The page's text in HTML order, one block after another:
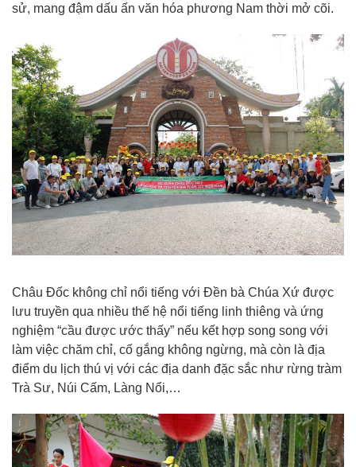
sử, mang đậm dấu ấn văn hóa phương Nam thời mở cõi.
Châu Đốc không chỉ nổi tiếng với Đền bà Chúa Xứ được
lưu truyền qua nhiều thế hệ nổi tiếng linh thiêng và ứng
nghiệm “cầu được ước thấy” nếu kết hợp song song với
làm việc chăm chỉ, cố gắng không ngừng, mà còn là địa
điểm du lịch thú vị với các địa danh đặc sắc như rừng tràm
Trà Sư, Núi Cấm, Làng Nổi,…